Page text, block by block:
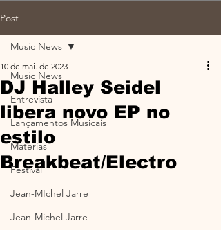
Post
Music News
Entrevista
Lançamentos Musicais
Materias
Festival
Jean-MIchel Jarre
Jean-Michel Jarre
Music News
DJ Halley Seidel
libera novo EP no
estilo
Breakbeat/Electro
10 de mai. de 2023